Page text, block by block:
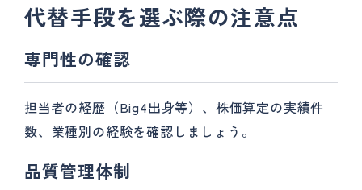
代替手段を選ぶ際の注意点
専門性の確認
担当者の経歴（Big4出身等）、株価算定の実績件
数、業種別の経験を確認しましょう。
品質管理体制